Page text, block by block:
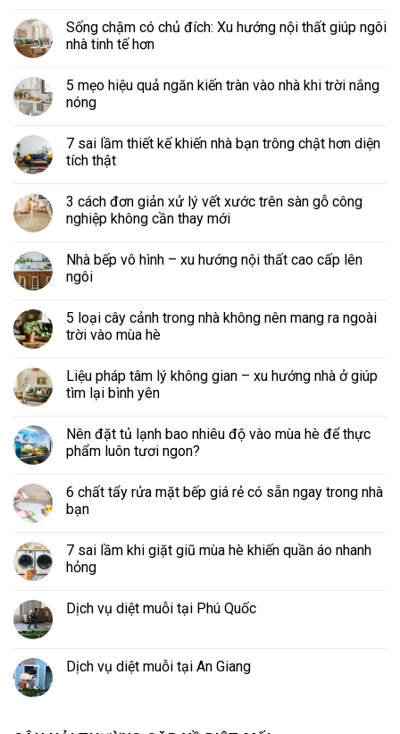
Sống chậm có chủ đích: Xu hướng nội thất giúp ngôi
nhà tinh tế hơn
5 mẹo hiệu quả ngăn kiến tràn vào nhà khi trời nắng
nóng
7 sai lầm thiết kế khiến nhà bạn trông chật hơn diện
tích thật
3 cách đơn giản xử lý vết xước trên sàn gỗ công
nghiệp không cần thay mới
Nhà bếp vô hình – xu hướng nội thất cao cấp lên
ngôi
5 loại cây cảnh trong nhà không nên mang ra ngoài
trời vào mùa hè
Liệu pháp tâm lý không gian – xu hướng nhà ở giúp
tìm lại bình yên
Nên đặt tủ lạnh bao nhiêu độ vào mùa hè để thực
phẩm luôn tươi ngon?
6 chất tẩy rửa mặt bếp giá rẻ có sẵn ngay trong nhà
bạn
7 sai lầm khi giặt giũ mùa hè khiến quần áo nhanh
hỏng
Dịch vụ diệt muỗi tại Phú Quốc
Dịch vụ diệt muỗi tại An Giang